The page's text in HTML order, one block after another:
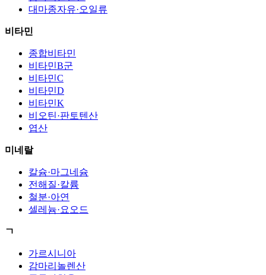
대마종자유·오일류
비타민
종합비타민
비타민B군
비타민C
비타민D
비타민K
비오틴·판토텐산
엽산
미네랄
칼슘·마그네슘
전해질·칼륨
철분·아연
셀레늄·요오드
ㄱ
가르시니아
감마리놀렌산